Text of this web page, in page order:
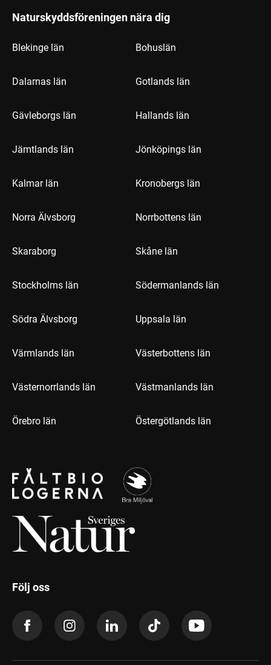
Naturskyddsföreningen nära dig
Blekinge län Bohuslän
Dalarnas län Gotlands län
Gävleborgs län Hallands län
Jämtlands län Jönköpings län
Kalmar län Kronobergs län
Norra Älvsborg Norrbottens län
Skaraborg Skåne län
Stockholms län Södermanlands län
Södra Älvsborg Uppsala län
Värmlands län Västerbottens län
Västernorrlands län Västmanlands län
Örebro län Östergötlands län
Följ oss